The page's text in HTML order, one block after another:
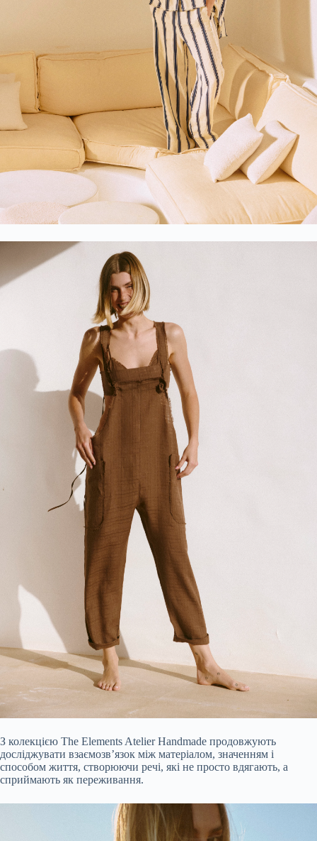
З колекцією The Elements Atelier Handmade продовжують
досліджувати взаємозв’язок між матеріалом, значенням і
способом життя, створюючи речі, які не просто вдягають, а
сприймають як переживання.